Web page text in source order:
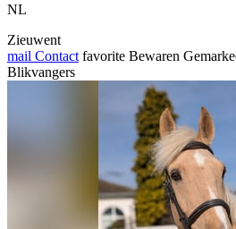
NL
Zieuwent
mail Contact favorite Bewaren
Blikvangers